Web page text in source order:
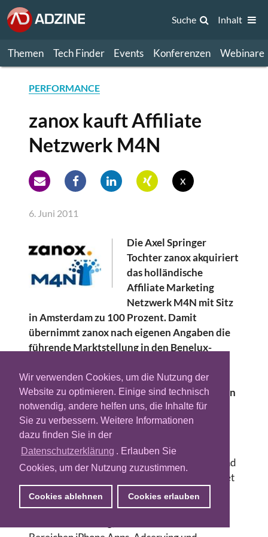
Wir verwenden Cookies, um die Nutzung der
Website zu optimieren. Einige sind technisch
notwendig, andere helfen uns, die Inhalte für
Sie zu verbessern. Weitere Informationen
dazu finden Sie in der
Datenschutzerklärung . Erlauben Sie
Cookies, um der Nutzung zuzustimmen.
Cookies ablehnen Cookies erlauben
Themen Tech Finder Events Konferenzen Webinare
Suche Inhalt
PERFORMANCE
zanox kauft Affiliate
Netzwerk M4N
x
6. Juni 2011
Die Axel Springer
Tochter zanox akquiriert
das holländische
Affiliate Marketing
Netzwerk M4N mit Sitz
in Amsterdam zu 100 Prozent. Damit
übernimmt zanox nach eigenen Angaben die
führende Marktstellung in den Benelux-
zusätzlichen 2700 Publisher reichlich
Reichweite in das Performance Netzwerk von
zanox ein.
M4N
Die beiden Gründer Thomas Joosten (CEO) und
Klaas Joosten (CTO), die M4N 1999 gegründet
hatten, bleiben im Unternehmen. M4N hat
seinen Geschäftsschwerpunkt im klassischen